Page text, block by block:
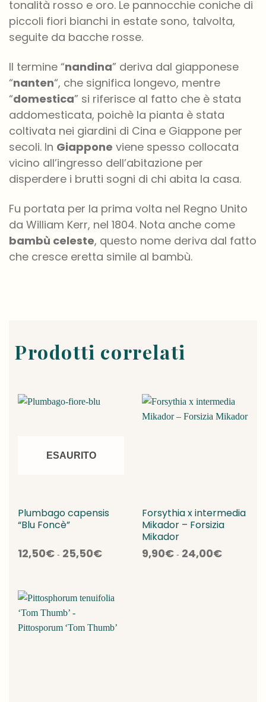
tonalità rosso e oro. Le pannocchie coniche di
piccoli fiori bianchi in estate sono, talvolta,
seguite da bacche rosse.
Il termine “nandina” deriva dal giapponese
“nanten“, che significa longevo, mentre
“domestica” si riferisce al fatto che è stata
addomesticata, poichè la pianta è stata
coltivata nei giardini di Cina e Giappone per
secoli. In Giappone viene spesso collocata
vicino all’ingresso dell’abitazione per
disperdere i brutti sogni di chi abita la casa.
Fu portata per la prima volta nel Regno Unito
da William Kerr, nel 1804. Nota anche come
bambù celeste, questo nome deriva dal fatto
che cresce eretta simile al bambù.
Prodotti correlati
ESAURITO
Plumbago capensis
“Blu Foncè”
12,50€ - 25,50€di
25,50€
Forsythia x intermedia
Mikador – Forsizia
Mikador
9,90€ - 24,00€di